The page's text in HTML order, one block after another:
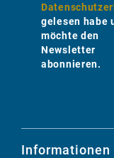
gelesen habe
möchte den
Newsletter
abonnieren.
Informationen